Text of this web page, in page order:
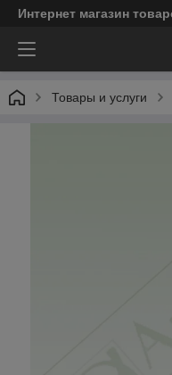
Интернет магазин
Товары и услуги